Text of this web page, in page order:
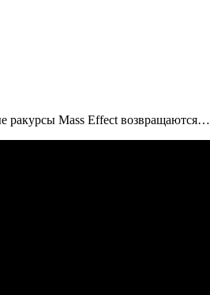
ракурсы Mass Effect возвращаются…